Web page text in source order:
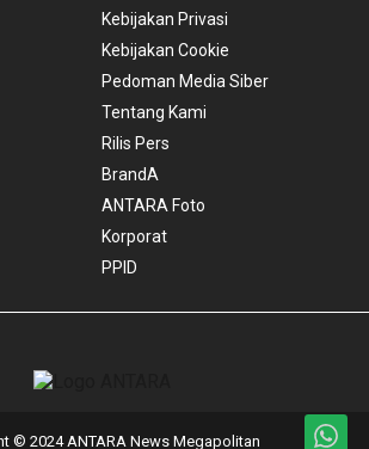
Kebijakan Privasi
Kebijakan Cookie
Pedoman Media Siber
Tentang Kami
Rilis Pers
BrandA
ANTARA Foto
Korporat
PPID
© 2024 ANTARA News Megapolitan